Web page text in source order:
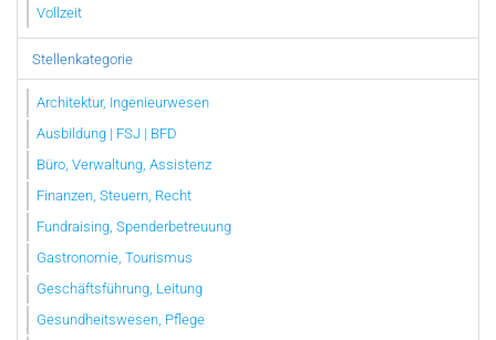
Vollzeit
Stellenkategorie
Architektur, Ingenieurwesen
Ausbildung | FSJ | BFD
Büro, Verwaltung, Assistenz
Finanzen, Steuern, Recht
Fundraising, Spenderbetreuung
Gastronomie, Tourismus
Geschäftsführung, Leitung
Gesundheitswesen, Pflege